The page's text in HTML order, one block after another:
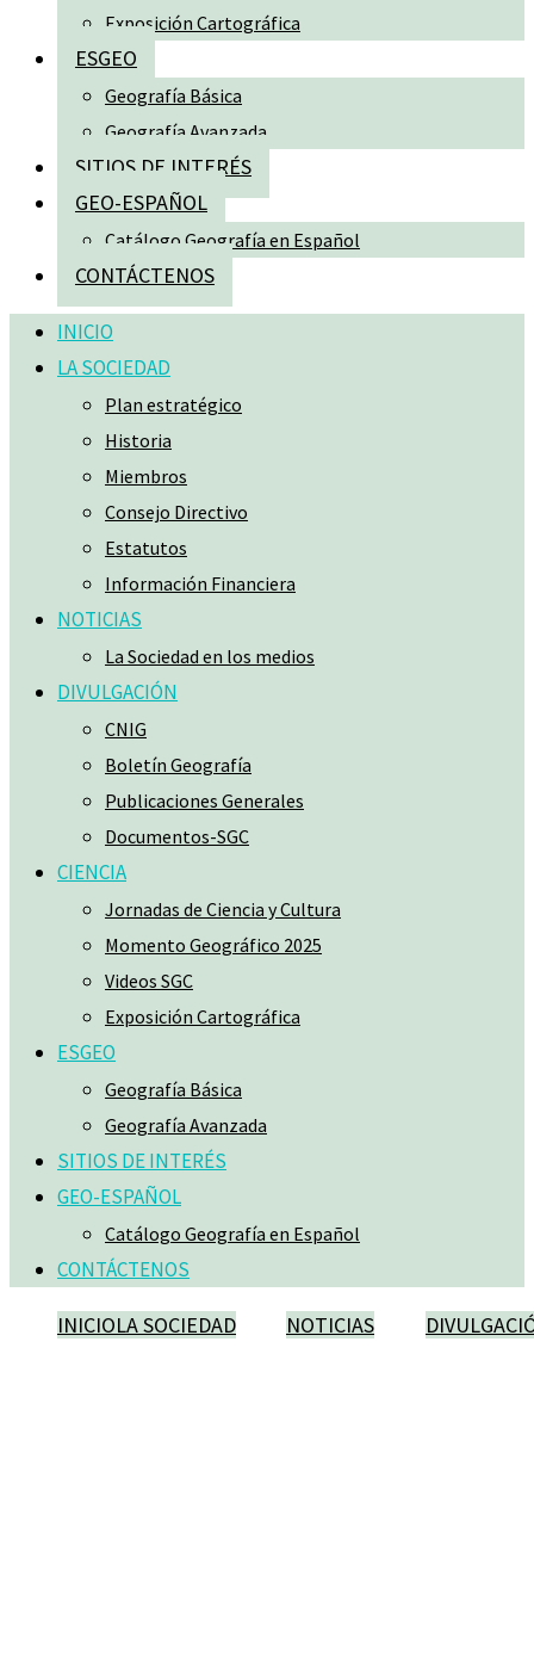
Exposición Cartográfica
ESGEO
Geografía Básica
Geografía Avanzada
SITIOS DE INTERÉS
GEO-ESPAÑOL
Catálogo Geografía en Español
CONTÁCTENOS
INICIO
LA SOCIEDAD
Plan estratégico
Historia
Miembros
Consejo Directivo
Estatutos
Información Financiera
NOTICIAS
La Sociedad en los medios
DIVULGACIÓN
CNIG
Boletín Geografía
Publicaciones Generales
Documentos-SGC
CIENCIA
Jornadas de Ciencia y Cultura
Momento Geográfico 2025
Videos SGC
Exposición Cartográfica
ESGEO
Geografía Básica
Geografía Avanzada
SITIOS DE INTERÉS
GEO-ESPAÑOL
Catálogo Geografía en Español
CONTÁCTENOS
INICIOLA SOCIEDAD NOTICIAS